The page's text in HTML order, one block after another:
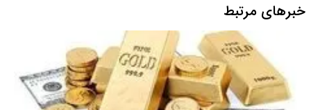
خبرهای مرتبط